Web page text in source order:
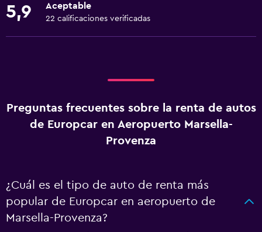
5,9 Aceptable
22 calificaciones verificadas
Preguntas frecuentes sobre la renta de autos
de Europcar en Aeropuerto Marsella-
Provenza
¿Cuál es el tipo de auto de renta más
popular de Europcar en aeropuerto de
Marsella-Provenza?